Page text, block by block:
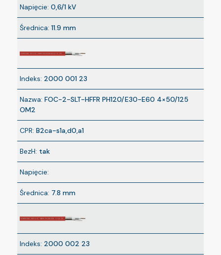
Napięcie: 0,6/1 kV
Średnica: 11.9 mm
Indeks: 2000 001 23
Nazwa: FOC-2-SLT-HFFR PH120/E30-E60 4×50/125
OM2
CPR: B2ca-s1a,d0,a1
BezH: tak
Napięcie:
Średnica: 7.8 mm
Indeks: 2000 002 23